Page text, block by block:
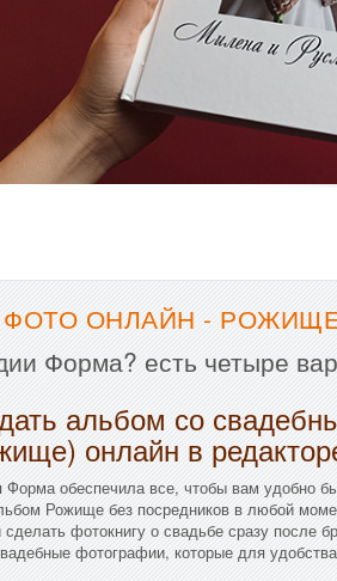
ОНЛАЙН -
Форма? есть четыре
альбом со
онлайн в
Форма обеспечила все, чтобы вам удобно
Рожище без посредников в любой
сделать фотокнигу о свадьбе сразу после
фотографии, которые для